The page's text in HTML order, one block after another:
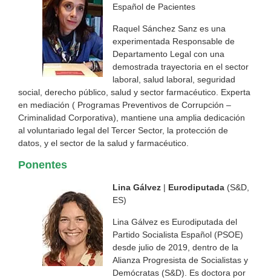
Español de Pacientes
Raquel Sánchez Sanz es una
experimentada Responsable de
Departamento Legal con una
demostrada trayectoria en el sector
laboral, salud laboral, seguridad
social, derecho público, salud y sector farmacéutico. Experta
en mediación ( Programas Preventivos de Corrupción –
Criminalidad Corporativa), mantiene una amplia dedicación
al voluntariado legal del Tercer Sector, la protección de
datos, y el sector de la salud y farmacéutico.
Ponentes
Lina Gálvez | Eurodiputada (S&D,
ES)
Lina Gálvez es Eurodiputada del
Partido Socialista Español (PSOE)
desde julio de 2019, dentro de la
Alianza Progresista de Socialistas y
Demócratas (S&D). Es doctora por